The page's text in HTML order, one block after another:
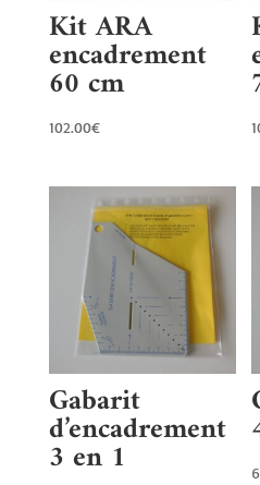
Kit ARA
encadrement
60 cm
102.00€
Gabarit
d’encadrement
3 en 1